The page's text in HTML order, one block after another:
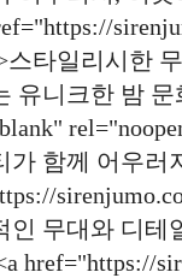
스타일리시한
유니크한 밤 문
가 함께 어우러
인 무대와 디테
href="https://